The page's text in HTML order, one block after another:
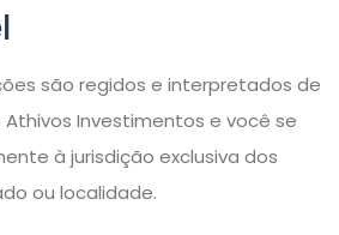
são regidos e interpretados de
Investimentos e você se
à jurisdição exclusiva dos
ou localidade.